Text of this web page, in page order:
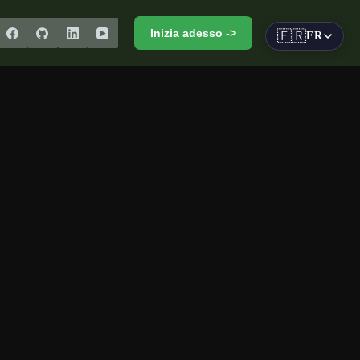
Inizia adesso -> 🇫🇷FR